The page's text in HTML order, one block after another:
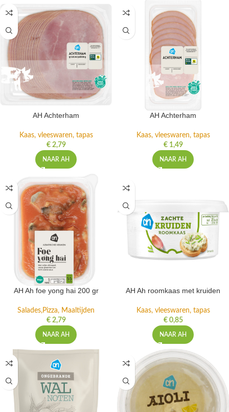
AH Achterham
Kaas, vleeswaren, tapas
€2,79
NAAR AH
AH Achterham
Kaas, vleeswaren, tapas
€1,49
NAAR AH
AH Ah foe yong hai 200 gr
Salades,Pizza, Maaltijden
€2,79
NAAR AH
AH Ah roomkaas met kruiden
Kaas, vleeswaren, tapas
€0,85
NAAR AH